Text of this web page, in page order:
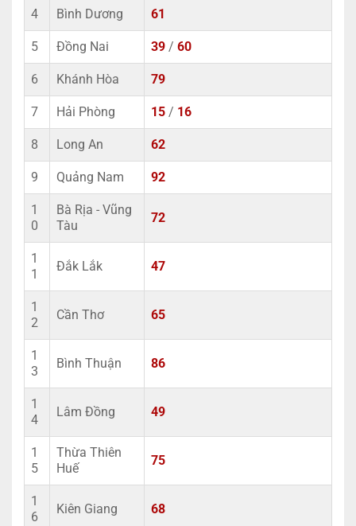
4 Bình Dương 61
5 Đồng Nai 39 / 60
6 Khánh Hòa 79
7 Hải Phòng 15 / 16
8 Long An 62
9 Quảng Nam 92
1
0
Bà Rịa - Vũng
Tàu
72
1
1
Đắk Lắk 47
1
2
Cần Thơ 65
1
3
Bình Thuận 86
1
4
Lâm Đồng 49
1
5
Thừa Thiên
Huế
75
1
6
Kiên Giang 68